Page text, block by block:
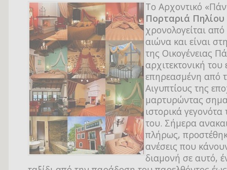
Το Αρχοντικό
Πορταριά Πηλίου
χρονολογείται
αιώνα και είναι
της Οικογένειας
αρχιτεκτονική του
επηρεασμένη από
Αιγυπτίους της
μαρτυρώντας
ιστορικά
του. Σήμερα
πλήρως,
ανέσεις που
διαμονή σε αυτό,